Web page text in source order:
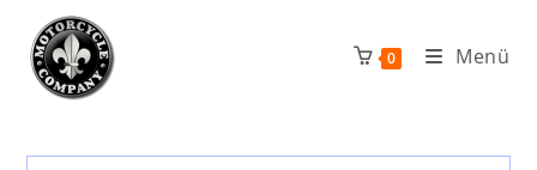
Inhalt
springen
0 Menü